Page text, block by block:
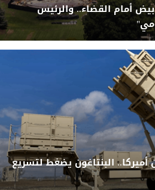
أمام القضاء.. والرئيس
البنتاغون يضغط لتسريع